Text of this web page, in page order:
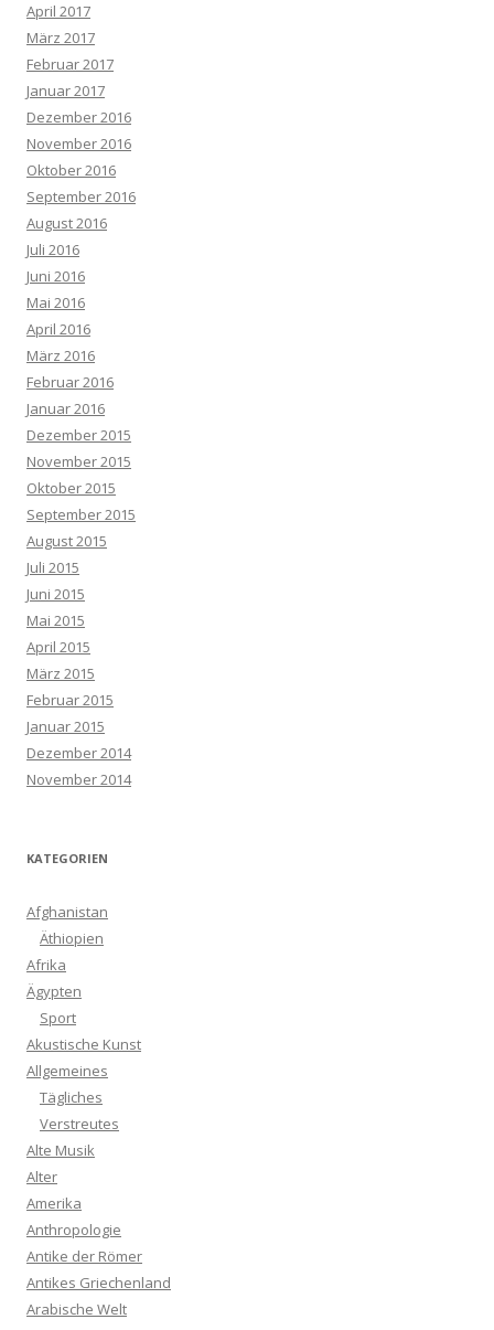
April 2017
März 2017
Februar 2017
Januar 2017
Dezember 2016
November 2016
Oktober 2016
September 2016
August 2016
Juli 2016
Juni 2016
Mai 2016
April 2016
März 2016
Februar 2016
Januar 2016
Dezember 2015
November 2015
Oktober 2015
September 2015
August 2015
Juli 2015
Juni 2015
Mai 2015
April 2015
März 2015
Februar 2015
Januar 2015
Dezember 2014
November 2014
KATEGORIEN
Afghanistan
Äthiopien
Afrika
Ägypten
Sport
Akustische Kunst
Allgemeines
Tägliches
Verstreutes
Alte Musik
Alter
Amerika
Anthropologie
Antike der Römer
Antikes Griechenland
Arabische Welt